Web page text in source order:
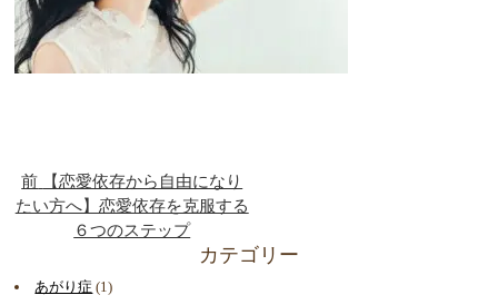
前
【恋愛依存から自由になり
たい方へ】恋愛依存を克服する
６つのステップ
カテゴリー
あがり症 (1)